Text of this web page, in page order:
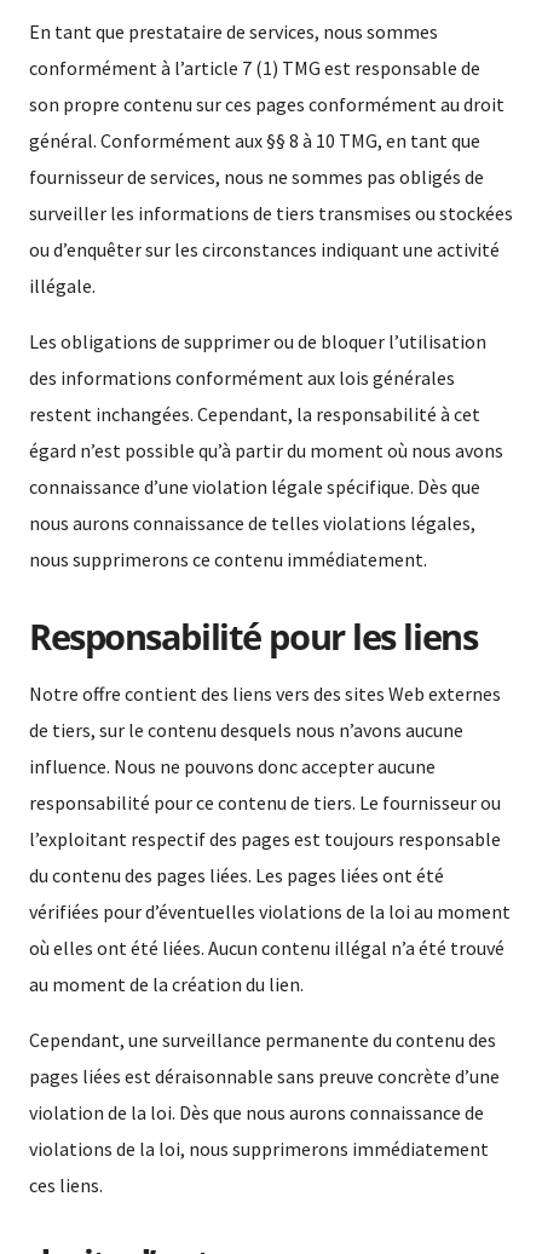
En tant que prestataire de services, nous sommes
conformément à l’article 7 (1) TMG est responsable de
son propre contenu sur ces pages conformément au droit
général. Conformément aux §§ 8 à 10 TMG, en tant que
fournisseur de services, nous ne sommes pas obligés de
surveiller les informations de tiers transmises ou stockées
ou d’enquêter sur les circonstances indiquant une activité
illégale.
Les obligations de supprimer ou de bloquer l’utilisation
des informations conformément aux lois générales
restent inchangées. Cependant, la responsabilité à cet
égard n’est possible qu’à partir du moment où nous avons
connaissance d’une violation légale spécifique. Dès que
nous aurons connaissance de telles violations légales,
nous supprimerons ce contenu immédiatement.
Responsabilité pour les liens
Notre offre contient des liens vers des sites Web externes
de tiers, sur le contenu desquels nous n’avons aucune
influence. Nous ne pouvons donc accepter aucune
responsabilité pour ce contenu de tiers. Le fournisseur ou
l’exploitant respectif des pages est toujours responsable
du contenu des pages liées. Les pages liées ont été
vérifiées pour d’éventuelles violations de la loi au moment
où elles ont été liées. Aucun contenu illégal n’a été trouvé
au moment de la création du lien.
Cependant, une surveillance permanente du contenu des
pages liées est déraisonnable sans preuve concrète d’une
violation de la loi. Dès que nous aurons connaissance de
violations de la loi, nous supprimerons immédiatement
ces liens.